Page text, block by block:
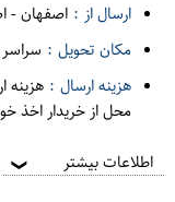
ارسال از : اصفهان-
مکان تحویل :
هزینه ارسال : هزینه
محل از خریدار اخذ
اطلاعات بیشتر ❯